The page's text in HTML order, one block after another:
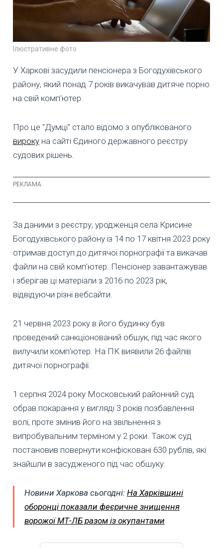
Ілюстративне фото
У Харкові засудили пенсіонера з Богодухівського
району, який понад 7 років викачував дитяче порно
на свій комп'ютер.
Про це "Думці" стало відомо з опублікованого
вироку на сайті Єдиного державного реєстру
судових рішень.
За даними з реєстру, уродженця села Крисине
Богодухівського району із 14 по 17 квітня 2023 року
отримав доступ до дитячої порнографії та викачав
файли на свій комп'ютер. Пенсіонер завантажував
і зберігав ці матеріали з 2016 по 2023 рік,
відвідуючи різні вебсайти.
21 червня 2023 року в його будинку був
проведений санкціонований обшук, під час якого
вилучили комп'ютер. На ПК виявили 26 файлів
дитячої порнографії.
1 серпня 2024 року Московський районний суд
обрав покарання у вигляді 3 років позбавлення
волі, проте змінив його на звільнення з
випробувальним терміном у 2 роки. Також суд
постановив повернути конфісковані 630 рублів, які
знайшли в засудженого під час обшуку.
Новини Харкова сьогодні: На Харківщині
оборонці показали феєричне знищення
ворожої МТ-ЛБ разом із окупантами